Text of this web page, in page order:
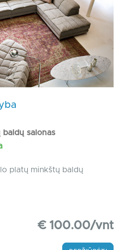
baldų salonas
platų minkštų baldų
€ 100.00/vnt